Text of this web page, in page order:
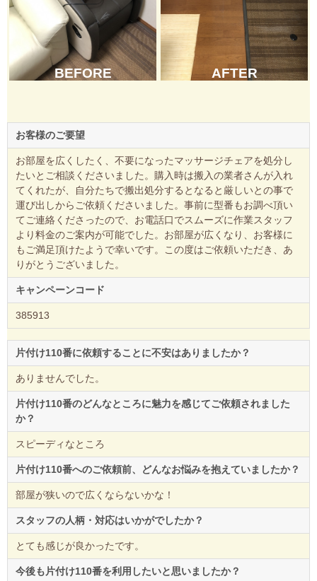
BEFORE AFTER
お客様のご要望
お部屋を広くしたく、不要になったマッサージチェアを処分し
たいとご相談くださいました。購入時は搬入の業者さんが入れ
てくれたが、自分たちで搬出処分するとなると厳しいとの事で
運び出しからご依頼くださいました。事前に型番もお調べ頂い
てご連絡くださったので、お電話口でスムーズに作業スタッフ
より料金のご案内が可能でした。お部屋が広くなり、お客様に
もご満足頂けたようで幸いです。この度はご依頼いただき、あ
りがとうございました。
キャンペーンコード
385913
片付け110番に依頼することに不安はありましたか？
ありませんでした。
片付け110番のどんなところに魅力を感じてご依頼されました
か？
スピーディなところ
片付け110番へのご依頼前、どんなお悩みを抱えていましたか？
部屋が狭いので広くならないかな！
スタッフの人柄・対応はいかがでしたか？
とても感じが良かったです。
今後も片付け110番を利用したいと思いましたか？